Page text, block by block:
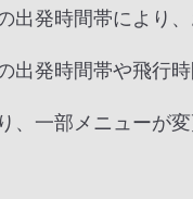
出発時間帯により
出発時間帯や飛行
、一部メニューが